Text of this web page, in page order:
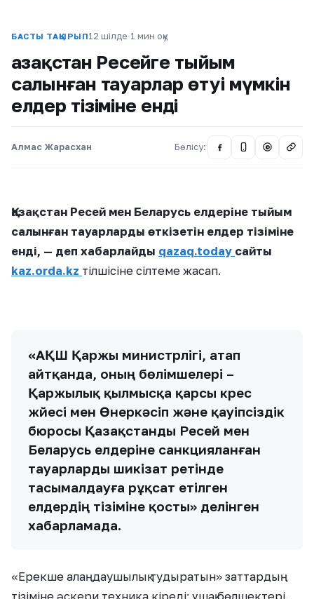
БАСТЫ ТАҚЫРЫП12 шілде·1 мин оқу
Қазақстан Ресейге тыйым
салынған тауарлар өтуі мүмкін
елдер тізіміне енді
Алмас Жарасхан Бөлісу: @
Қазақстан Ресей мен Беларусь елдеріне тыйым
салынған тауарларды өткізетін елдер тізіміне
енді, — деп хабарлайды qazaq.today сайты
kaz.orda.kz тілшісіне сілтеме жасап.
«АҚШ Қаржы министрлігі, атап
айтқанда, оның бөлімшелері –
Қаржылық қылмысқа қарсы күрес
жүйесі мен Өнеркәсіп және қауіпсіздік
бюросы Қазақстанды Ресей мен
Беларусь елдеріне санкцияланған
тауарларды шикізат ретінде
тасымалдауға рұқсат етілген
елдердің тізіміне қосты» делінген
хабарламада.
«Ерекше алаңдаушылық тудыратын» заттардың
тізіміне әскери техника кіреді: ұшақ бөлшектері,